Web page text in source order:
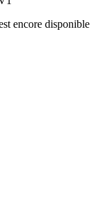
encore disponible